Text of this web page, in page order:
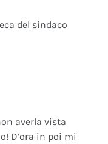
del sindaco
averla vista
D’ora in poi mi